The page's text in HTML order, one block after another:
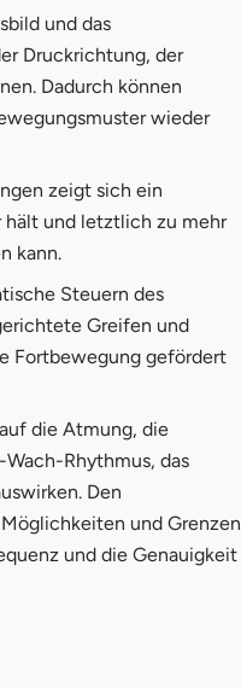
und das
Druckrichtung, der
Dadurch können
wieder
zeigt sich ein
hält und letztlich zu mehr
kann.
Steuern des
Greifen und
Fortbewegung gefördert
die Atmung, die
Rhythmus, das
Den
und Grenzen
und die Genauigkeit